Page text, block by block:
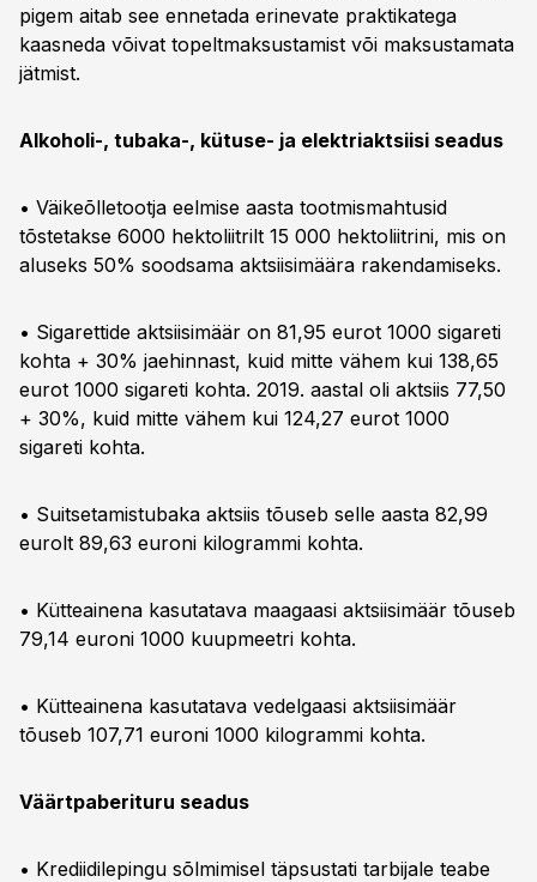
pigem aitab see ennetada erinevate praktikatega
kaasneda võivat topeltmaksustamist või maksustamata
jätmist.
Alkoholi-, tubaka-, kütuse- ja elektriaktsiisi seadus
• Väikeõlletootja eelmise aasta tootmismahtusid
tõstetakse 6000 hektoliitrilt 15 000 hektoliitrini, mis on
aluseks 50% soodsama aktsiisimäära rakendamiseks.
• Sigarettide aktsiisimäär on 81,95 eurot 1000 sigareti
kohta + 30% jaehinnast, kuid mitte vähem kui 138,65
eurot 1000 sigareti kohta. 2019. aastal oli aktsiis 77,50
+ 30%, kuid mitte vähem kui 124,27 eurot 1000
sigareti kohta.
• Suitsetamistubaka aktsiis tõuseb selle aasta 82,99
eurolt 89,63 euroni kilogrammi kohta.
• Kütteainena kasutatava maagaasi aktsiisimäär tõuseb
79,14 euroni 1000 kuupmeetri kohta.
• Kütteainena kasutatava vedelgaasi aktsiisimäär
tõuseb 107,71 euroni 1000 kilogrammi kohta.
Väärtpaberituru seadus
• Krediidilepingu sõlmimisel täpsustati tarbijale teabe